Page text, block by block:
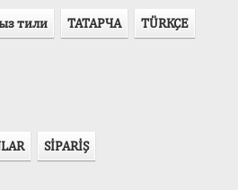
тили ТАТАРЧА TÜRKÇE
SİPARİŞ